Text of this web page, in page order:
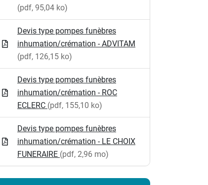
(pdf, 95,04 ko)
Devis type pompes funèbres
inhumation/crémation - ADVITAM
(pdf, 126,15 ko)
Devis type pompes funèbres
inhumation/crémation - ROC
ECLERC (pdf, 155,10 ko)
Devis type pompes funèbres
inhumation/crémation - LE CHOIX
FUNERAIRE (pdf, 2,96 mo)